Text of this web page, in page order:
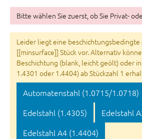
Bitte wählen Sie zuerst, ob Sie Privat-
Leider liegt eine
[[minsurface]] Stück vor. Alternativ
Beschichtung (blank, leicht geölt) oder
1.4301 oder 1.4404) ab Stückzahl 1
Automatenstahl (1.0715/1.0718)
Edelstahl (1.4305)
Edelstahl
Edelstahl A4 (1.4404)